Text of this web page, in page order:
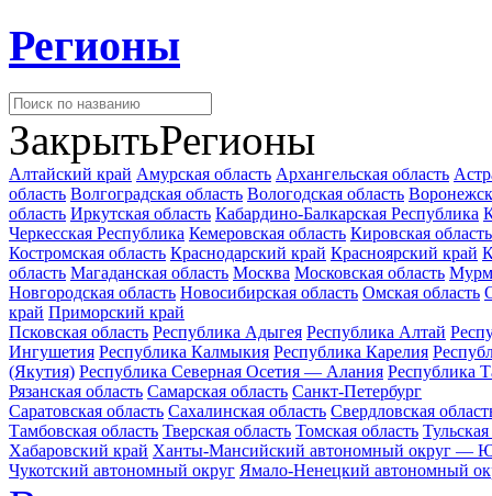
Регионы
ЗакрытьРегионы
Алтайский край Амурская область Архангельская область
область Волгоградская область Вологодская область
область Иркутская область Кабардино-Балкарская Республика
Черкесская Республика Кемеровская область Кировская область
Костромская область Краснодарский край Красноярский край
область Магаданская область Москва Московская область
Новгородская область Новосибирская область Омская область
край Приморский край
Псковская область Республика Адыгея Республика Алтай
Ингушетия Республика Калмыкия Республика Карелия
(Якутия) Республика Северная Осетия — Алания Республика
Рязанская область Самарская область Санкт-Петербург
Саратовская область Сахалинская область Свердловская
Тамбовская область Тверская область Томская область
Хабаровский край Ханты-Мансийский автономный округ —
Чукотский автономный округ Ямало-Ненецкий автономный